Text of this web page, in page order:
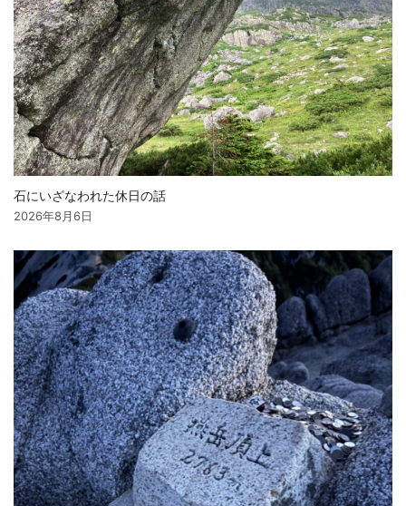
石にいざなわれた休日の話
2026年8月6日